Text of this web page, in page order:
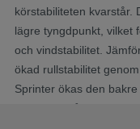
körstabiliteten kvarstår.
lägre tyngdpunkt, vilket
och vindstabilitet.
ökad rullstabilitet
Sprinter ökas den
beroende på version,